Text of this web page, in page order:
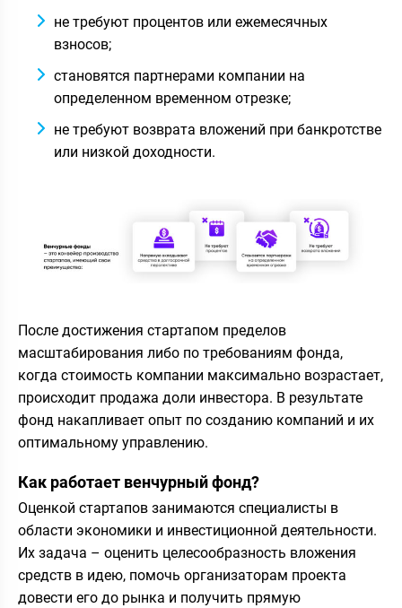
не требуют процентов или ежемесячных
взносов;
становятся партнерами компании на
определенном временном отрезке;
не требуют возврата вложений при банкротстве
или низкой доходности.
После достижения стартапом пределов
масштабирования либо по требованиям фонда,
когда стоимость компании максимально возрастает,
происходит продажа доли инвестора. В результате
фонд накапливает опыт по созданию компаний и их
оптимальному управлению.
Как работает венчурный фонд?
Оценкой стартапов занимаются специалисты в
области экономики и инвестиционной деятельности.
Их задача – оценить целесообразность вложения
средств в идею, помочь организаторам проекта
довести его до рынка и получить прямую